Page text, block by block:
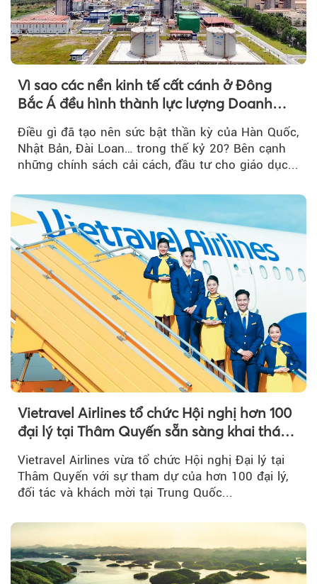
Vì sao các nền kinh tế cất cánh ở Đông
Bắc Á đều hình thành lực lượng Doanh
nghiệp Quốc gia?
Điều gì đã tạo nên sức bật thần kỳ của Hàn Quốc,
Nhật Bản, Đài Loan… trong thế kỷ 20? Bên cạnh
những chính sách cải cách, đầu tư cho giáo dục...
Vietravel Airlines tổ chức Hội nghị hơn 100
đại lý tại Thâm Quyến sẵn sàng khai thác
đường bay thẳng TP.HCM - Thâm Quyến
Vietravel Airlines vừa tổ chức Hội nghị Đại lý tại
Thâm Quyến với sự tham dự của hơn 100 đại lý,
đối tác và khách mời tại Trung Quốc...